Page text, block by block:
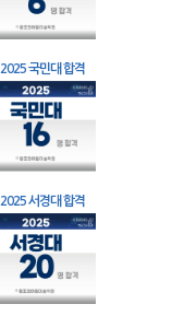
2025 국민대 합격
2025 서경대 합격